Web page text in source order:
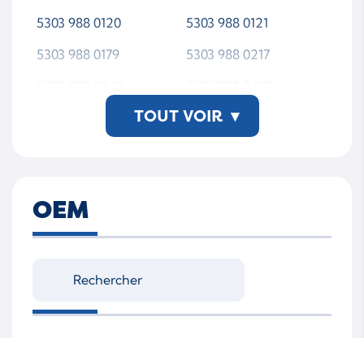
5303 988 0120
5303 988 0121
5303 988 0179
5303 988 0217
5303-970-0120
5303-970-0425
5303-988-0120
5303-988-0121
5303-988-0179
5303-988-0243
TOUT VOIR ▾
OEM